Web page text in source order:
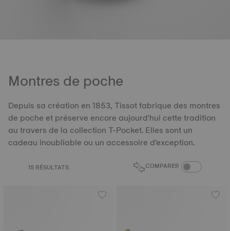
Montres de poche
Depuis sa création en 1853, Tissot fabrique des montres
de poche et préserve encore aujourd'hui cette tradition
au travers de la collection T-Pocket. Elles sont un
cadeau inoubliable ou un accessoire d'exception.
15 RÉSULTATS COMPARER BOUTON DU